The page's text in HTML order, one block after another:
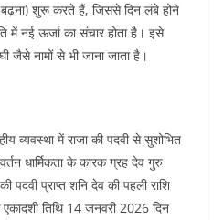
बढ़ना) शुरू करते हैं, जिससे दिन लंबे होने
नई ऊर्जा का संचार होता है। इसे
जैसे नामों से भी जाना जाता है।
व्यवस्था में राजा की पदवी से सुशोभित
धार्मिकता के कारक ग्रह देव गुरु
पदवी प्राप्त शनि देव की पहली राशि
तिथि 14 जनवरी 2026 दिन